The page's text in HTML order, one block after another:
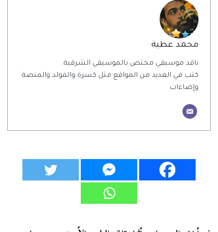
محمد عطية
ناقد موسيقي مختص بالموسيقي الشرقية.
كتب في العديد من المواقع مثل كسرة والمولد والمنصة
وإضاءات